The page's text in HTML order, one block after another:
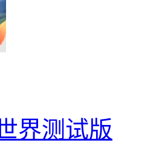
界测试版